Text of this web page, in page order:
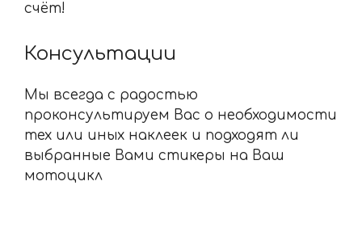
счёт!
Консультации
Мы всегда с радостью
проконсультируем Вас о необходимости
тех или иных наклеек и подходят ли
выбранные Вами стикеры на Ваш
мотоцикл